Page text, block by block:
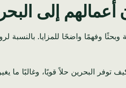
أعمالهم إلى
وفهمًا واضحًا للمزايا. بالنسبة
البحرين حلاً قويًا، وغالبًا ما